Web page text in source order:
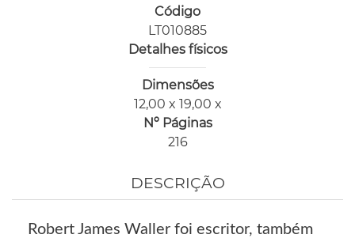
Código
LT010885
Detalhes físicos
Dimensões
12,00 x 19,00 x
Nº Páginas
216
DESCRIÇÃO
Robert James Waller foi escritor, também